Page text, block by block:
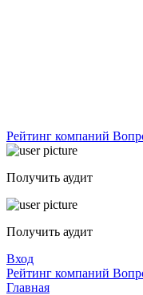
Рейтинг компаний
Получить аудит
Получить аудит
Вход
Рейтинг компаний
Главная